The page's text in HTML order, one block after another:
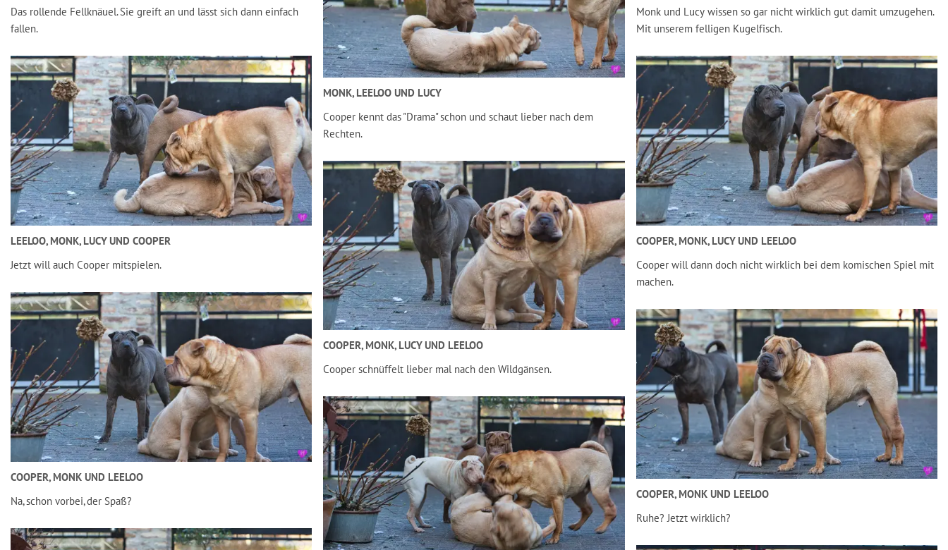
Das rollende Fellknäuel. Sie greift an und lässt sich dann einfach
fallen.
LEELOO, MONK, LUCY UND COOPER
Jetzt will auch Cooper mitspielen.
COOPER, MONK UND LEELOO
Na, schon vorbei, der Spaß?
MONK, LEELOO UND LUCY
Cooper kennt das "Drama" schon und schaut lieber nach dem
Rechten.
COOPER, MONK, LUCY UND LEELOO
Cooper schnüffelt lieber mal nach den Wildgänsen.
Monk und Lucy wissen so gar nicht wirklich gut damit umzugehen.
Mit unserem felligen Kugelfisch.
COOPER, MONK, LUCY UND LEELOO
Cooper will dann doch nicht wirklich bei dem komischen Spiel mit
machen.
COOPER, MONK UND LEELOO
Ruhe? Jetzt wirklich?